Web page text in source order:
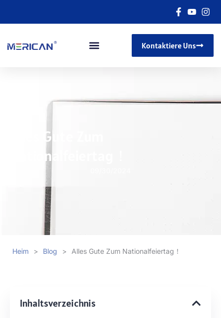
Kontaktiere Uns
Alles Gute Zum
Nationalfeiertag！
Heim > Blog > Alles Gute Zum Nationalfeiertag！
Inhaltsverzeichnis